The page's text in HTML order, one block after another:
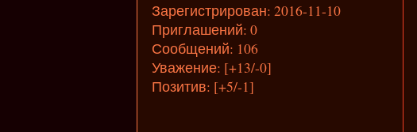
Зарегистрирован: 2016-11-10
Приглашений: 0
Сообщений: 106
Уважение: [+13/-0]
Позитив: [+5/-1]